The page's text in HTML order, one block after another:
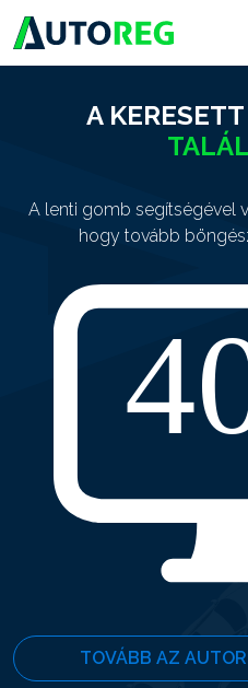
A
A lenti gomb segítségével
hogy tovább
TOVÁBB AZ